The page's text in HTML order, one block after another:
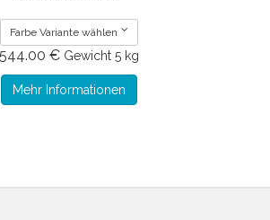
Farbe Variante wählen
544.00 € Gewicht 5 kg
Mehr Informationen